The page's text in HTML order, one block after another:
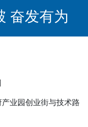
奋发有为
业园创业街与技术路